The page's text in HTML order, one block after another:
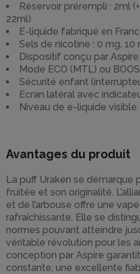
Réservoir prérempli : 2ml
22ml)
E-liquide fabriqué en
Sels de nicotine : 0 mg, 10
Dispositif conçu par Aspire
Mode ECO (MTL) ou
Sécurité enfant
Ecran latéral avec
Niveau de e-liquide visible
Avantages du produit
La puff Uraken se démarque
fruitée et son originalité.
et de l’arbouse offre une
rafraîchissante. Elle se
normes pouvant atteindre
véritable révolution pour les
conception par Aspire
constante, une excellente